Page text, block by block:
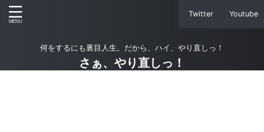
Twitter Youtube
何をするにも裏目人生。だから、ハイ、やり直しっ！
さぁ、やり直しっ！